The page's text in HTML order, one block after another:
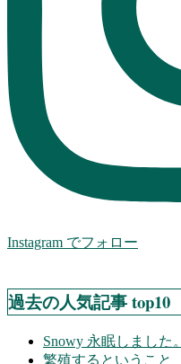
Instagram でフォロー
過去の人気記事 top10
Snowy 永眠しました。
繁殖するということ